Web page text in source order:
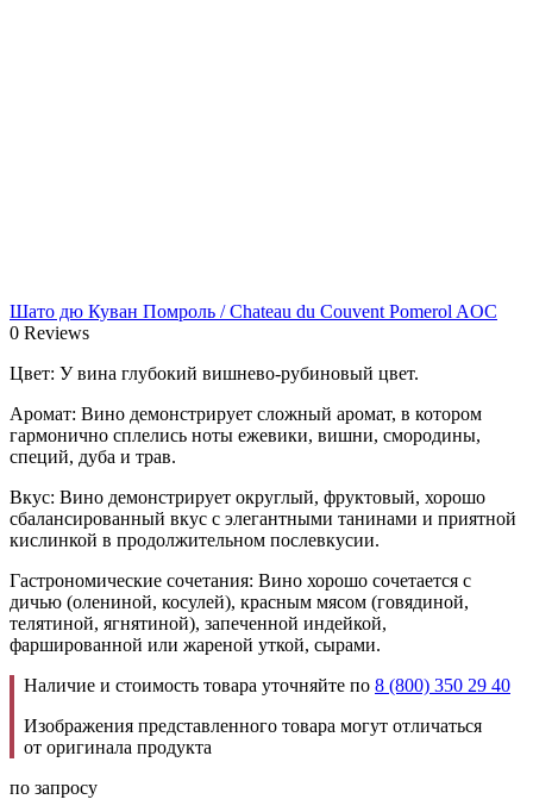
Шато дю Куван Помроль / Chateau du Couvent Pomerol AOC
0 Reviews
Цвет: У вина глубокий вишнево-рубиновый цвет.
Аромат: Вино демонстрирует сложный аромат, в котором
гармонично сплелись ноты ежевики, вишни, смородины,
специй, дуба и трав.
Вкус: Вино демонстрирует округлый, фруктовый, хорошо
сбалансированный вкус с элегантными танинами и приятной
кислинкой в продолжительном послевкусии.
Гастрономические сочетания: Вино хорошо сочетается с
дичью (олениной, косулей), красным мясом (говядиной,
телятиной, ягнятиной), запеченной индейкой,
фаршированной или жареной уткой, сырами.
Наличие и стоимость товара уточняйте по 8 (800) 350 29 40
Изображения представленного товара могут отличаться
от оригинала продукта
по запросу